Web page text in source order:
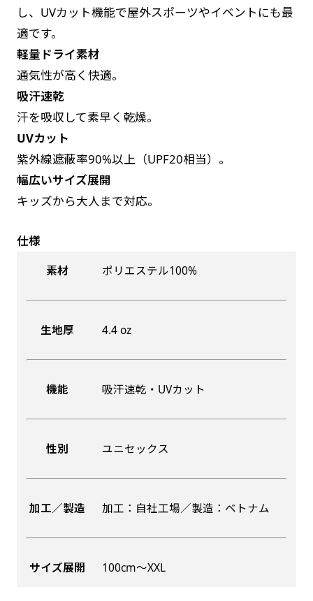
し、UVカット機能で屋外スポーツやイベントにも最
適です。
軽量ドライ素材
通気性が高く快適。
吸汗速乾
汗を吸収して素早く乾燥。
UVカット
紫外線遮蔽率90%以上（UPF20相当）。
幅広いサイズ展開
キッズから大人まで対応。
仕様
素材 ポリエステル100%
生地厚 4.4 oz
機能 吸汗速乾・UVカット
性別 ユニセックス
加工／製造 加工：自社工場／製造：ベトナム
サイズ展開 100cm〜XXL
できる場合もあります。防炎加工、トロピカル
生地は対応不可です。